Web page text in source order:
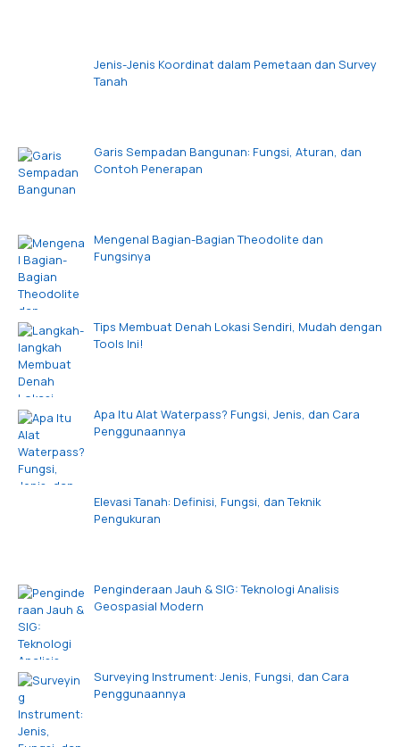
Jenis-Jenis Koordinat dalam Pemetaan dan Survey
Tanah
Garis Sempadan Bangunan: Fungsi, Aturan, dan
Contoh Penerapan
Mengenal Bagian-Bagian Theodolite dan
Fungsinya
Tips Membuat Denah Lokasi Sendiri, Mudah dengan
Tools Ini!
Apa Itu Alat Waterpass? Fungsi, Jenis, dan Cara
Penggunaannya
Elevasi Tanah: Definisi, Fungsi, dan Teknik
Pengukuran
Penginderaan Jauh & SIG: Teknologi Analisis
Geospasial Modern
Surveying Instrument: Jenis, Fungsi, dan Cara
Penggunaannya